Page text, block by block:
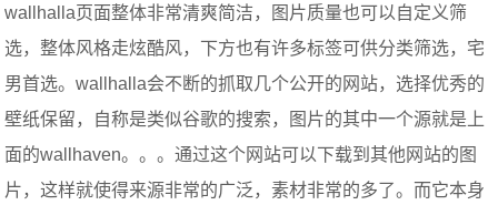
wallhalla页面整体非常清爽简洁，图片质量也可以自定义筛
选，整体风格走炫酷风，下方也有许多标签可供分类筛选，宅
男首选。wallhalla会不断的抓取几个公开的网站，选择优秀的
壁纸保留，自称是类似谷歌的搜索，图片的其中一个源就是上
面的wallhaven。。。通过这个网站可以下载到其他网站的图
片，这样就使得来源非常的广泛，素材非常的多了。而它本身